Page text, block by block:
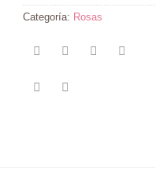
Categoría: Rosas